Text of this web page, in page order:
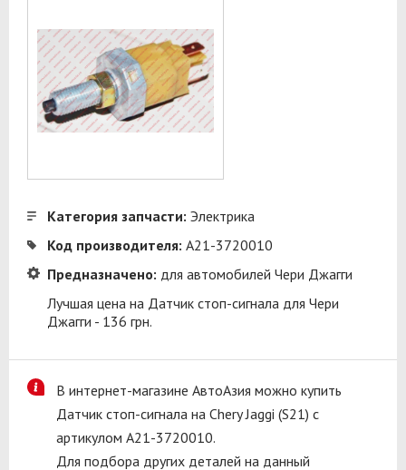
Категория запчасти: Электрика
Код производителя: A21-3720010
Предназначено: для автомобилей Чери Джагги
Лучшая цена на Датчик стоп-сигнала для Чери
Джагги - 136 грн.
В интернет-магазине АвтоАзия можно купить
Датчик стоп-сигнала на Chery Jaggi (S21) с
артикулом A21-3720010.
Для подбора других деталей на данный